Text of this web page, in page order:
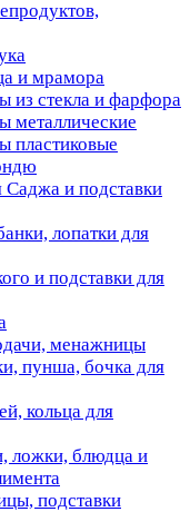
и мрамора
из стекла и фарфора
металлические
пластиковые
и подставки
лопатки для
и подставки для
менажницы
пунша, бочка для
кольца для
ложки, блюдца и
подставки